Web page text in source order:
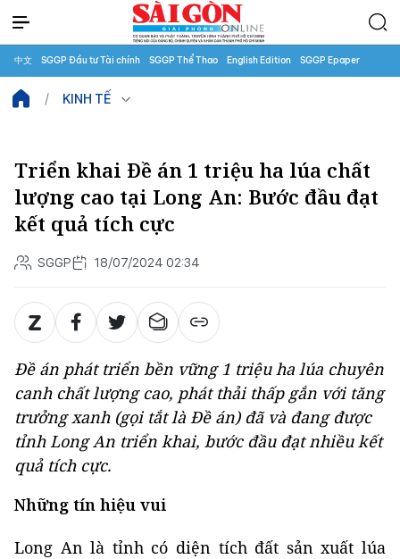
中文 SGGP Đầu tư Tài chính SGGP Thể Thao English Edition SGGP Epaper
KINH TẾ
Triển khai Đề án 1 triệu ha lúa chất
lượng cao tại Long An: Bước đầu đạt
kết quả tích cực
SGGP 18/07/2024 02:34
Đề án phát triển bền vững 1 triệu ha lúa chuyên
canh chất lượng cao, phát thải thấp gắn với tăng
trưởng xanh (gọi tắt là Đề án) đã và đang được
tỉnh Long An triển khai, bước đầu đạt nhiều kết
quả tích cực.
Những tín hiệu vui
Long An là tỉnh có diện tích đất sản xuất lúa